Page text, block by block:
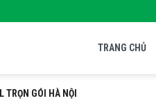
TRANG CHỦ
TRỌN GÓI HÀ NỘI